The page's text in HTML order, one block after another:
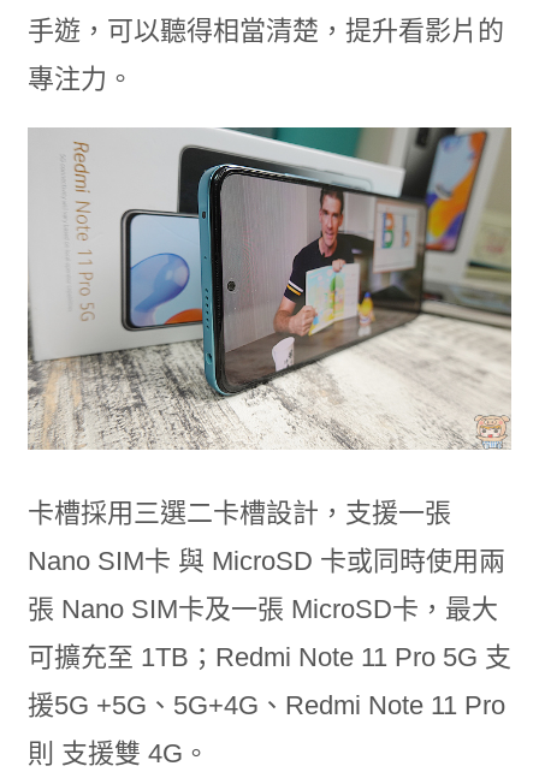
手遊，可以聽得相當清楚，提升看影片的
專注力。
卡槽採用三選二卡槽設計，支援一張
Nano SIM卡 與 MicroSD 卡或同時使用兩
張 Nano SIM卡及一張 MicroSD卡，最大
可擴充至 1TB；Redmi Note 11 Pro 5G 支
援5G +5G、5G+4G、Redmi Note 11 Pro
則 支援雙 4G。